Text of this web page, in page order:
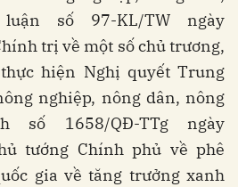
số 97-KL/TW ngày
trị về một số chủ trương,
hiện Nghị quyết Trung
nghiệp, nông dân, nông
số 1658/QĐ-TTg ngày
tướng Chính phủ về phê
gia về tăng trưởng xanh